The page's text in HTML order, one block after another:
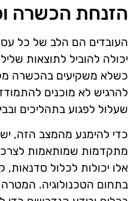
הזנחת הכשרה
העובדים הם הלב של כל
יכולה להוביל לתוצאות
כשלא משקיעים בהכשרה
להרגיש לא מוכנים
שעלול לפגוע בתהליכים
כדי להימנע מהמצב הזה,
מתקדמות שמותאמות
אלו יכולות לכלול סדנאות,
בתחום הטכנולוגיה. המטרה